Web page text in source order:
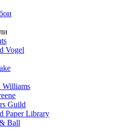
Vogel
Williams
Guild
Paper Library
Ball